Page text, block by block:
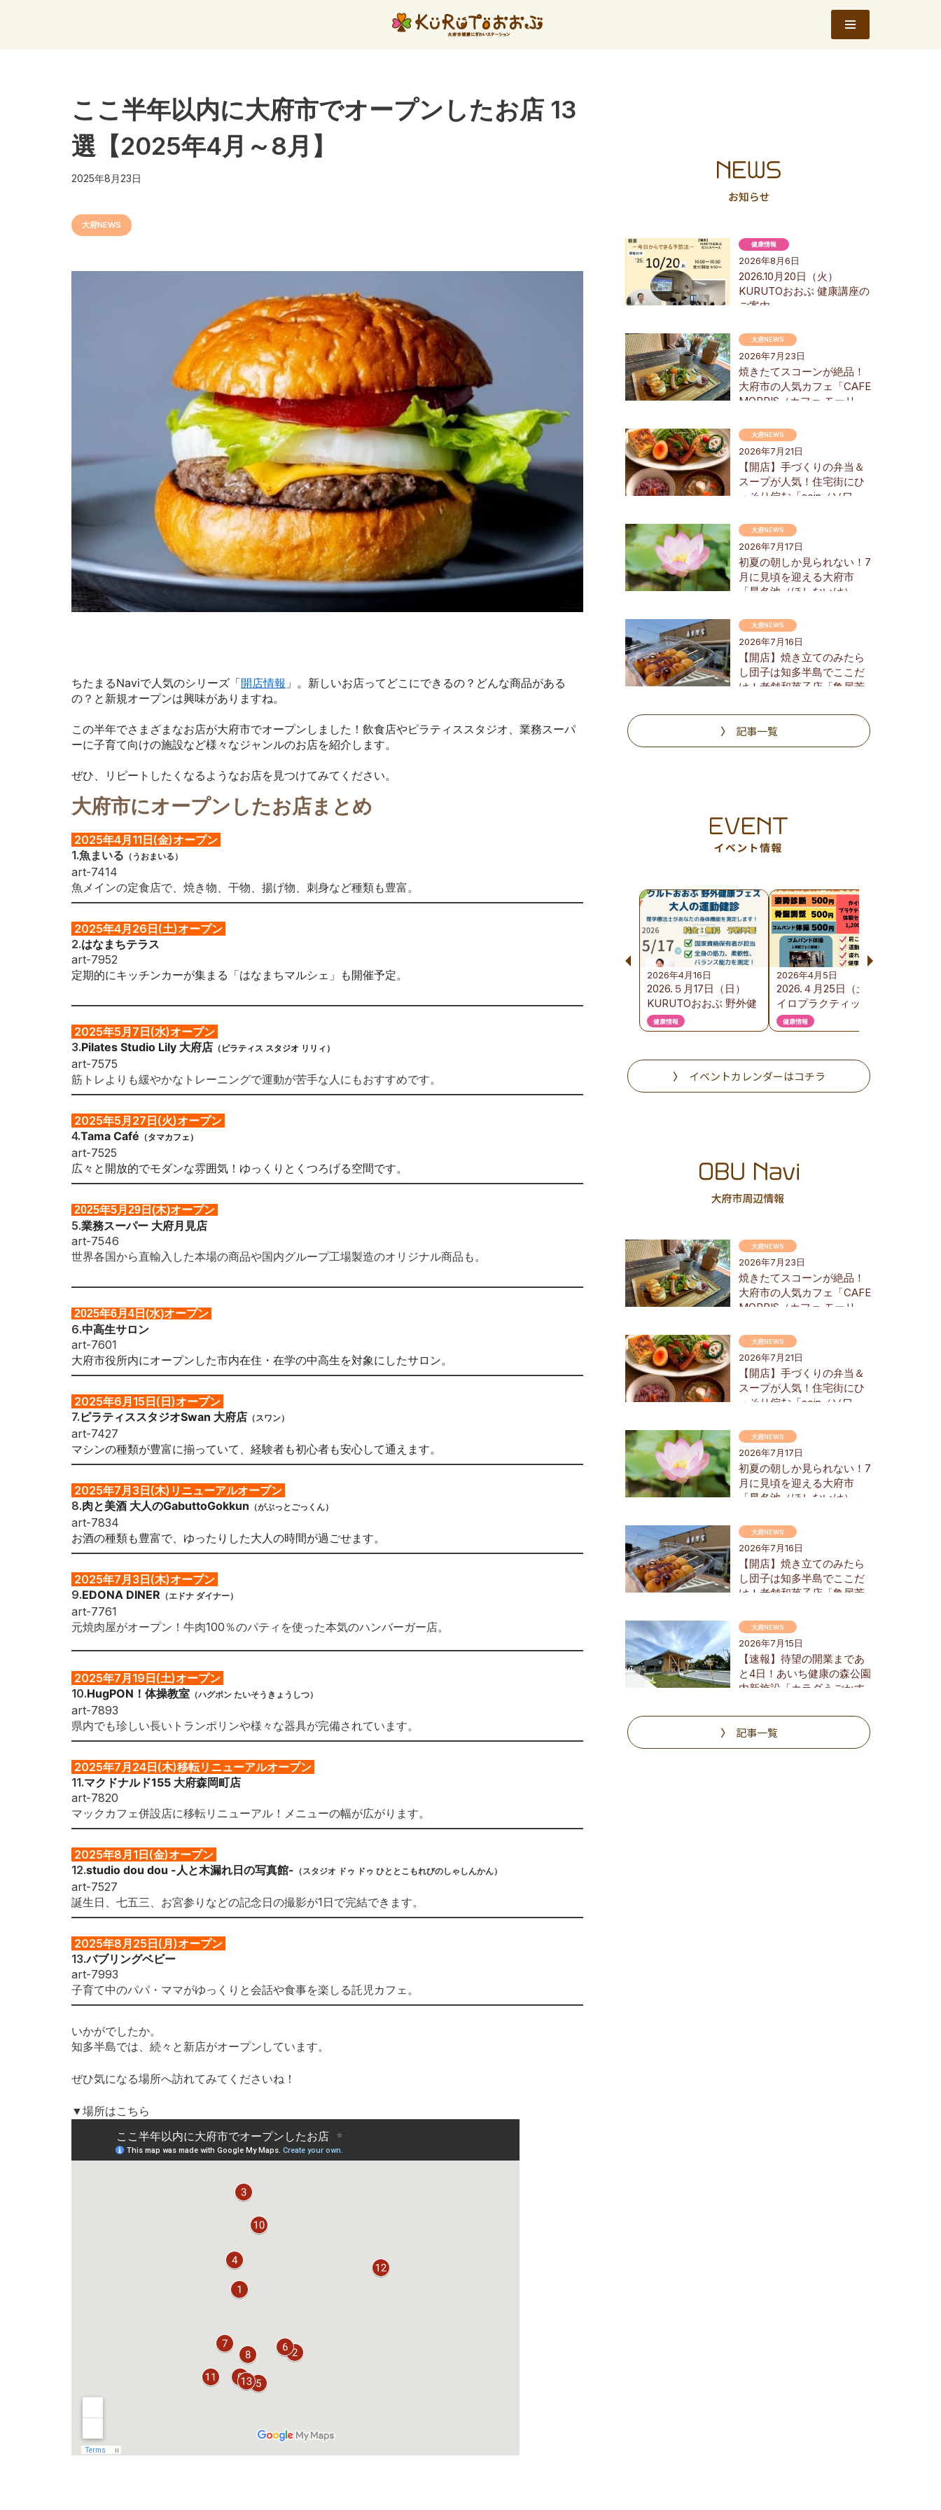
ここ半年以内に大府市でオープンしたお店 13
選【2025年4月～8月】
2025年8月23日
大府NEWS
ちたまるNaviで人気のシリーズ「開店情報 」。新しいお店ってどこにできるの？どんな商品がある
の？と新規オープンは興味がありますね。
この半年でさまざまなお店が大府市でオープンしました！飲食店やピラティススタジオ、業務スーパ
ーに子育て向けの施設など様々なジャンルのお店を紹介します。
ぜひ、リピートしたくなるようなお店を見つけてみてください。
大府市にオープンしたお店まとめ
2025年4月11日(金)オープン
1.魚まいる （うおまいる）
art-7414
魚メインの定食店で、焼き物、干物、揚げ物、刺身など種類も豊富。
2025年4月26日(土)オープン
2.はなまちテラス
art-7952
定期的にキッチンカーが集まる「はなまちマルシェ」も開催予定。
2025年5月7日(水)オープン
3.Pilates Studio Lily 大府店 （ピラティス スタジオ リリィ）
art-7575
筋トレよりも緩やかなトレーニングで運動が苦手な人にもおすすめです。
2025年5月27日(火)オープン
4.Tama Café （タマカフェ）
art-7525
広々と開放的でモダンな雰囲気！ゆっくりとくつろげる空間です。
2025年5月29日(木)オープン
5.業務スーパー 大府月見店
art-7546
世界各国から直輸入した本場の商品や国内グループ工場製造のオリジナル商品も。
2025年6月4日(水)オープン
6.中高生サロン
art-7601
大府市役所内にオープンした市内在住・在学の中高生を対象にしたサロン。
2025年6月15日(日)オープン
7. ピラティススタジオSwan 大府店 （スワン）
art-7427
マシンの種類が豊富に揃っていて、経験者も初心者も安心して通えます。
2025年7月3日(木)リニューアルオープン
8.肉と美酒 大人のGabuttoGokkun （がぶっとごっくん）
art-7834
お酒の種類も豊富で、ゆったりした大人の時間が過ごせます。
2025年7月3日(木)オープン
9.EDONA DINER （エドナ ダイナー）
art-7761
元焼肉屋がオープン！牛肉100％のパティを使った本気のハンバーガー店。
2025年7月19日(土)オープン
10.HugPON！体操教室 （ハグポン たいそうきょうしつ）
art-7893
県内でも珍しい長いトランポリンや様々な器具が完備されています。
2025年7月24日(木)移転リニューアルオープン
11.マクドナルド155 大府森岡町店
art-7820
マックカフェ併設店に移転リニューアル！メニューの幅が広がります。
2025年8月1日(金)オープン
12.studio dou dou -人と木漏れ日の写真館- （スタジオ ドゥ ドゥ ひととこもれびのしゃしんかん）
art-7527
誕生日、七五三、お宮参りなどの記念日の撮影が1日で完結できます。
2025年8月25日(月)オープン
13.バブリングベビー
art-7993
子育て中のパパ・ママがゆっくりと会話や食事を楽しる託児カフェ。
いかがでしたか。
知多半島では、続々と新店がオープンしています。
ぜひ気になる場所へ訪れてみてくださいね！
▼場所はこちら
2026年8月6日
2026.10月20日（火）
KURUTOおおぶ 健康講座の
ご案内
健康情報
2026年7月23日
焼きたてスコーンが絶品！
大府市の人気カフェ「CAFE
MORRIS（カフェ モーリ
してきた
大府NEWS
2026年7月21日
【開店】手づくりの弁当＆
スープが人気！住宅街にひ
っそり佇む「soin（ソワ
ープン
大府NEWS
2026年7月17日
初夏の朝しか見られない！7
月に見頃を迎える大府市
「星名池（ほしないけ）」
た
大府NEWS
2026年7月16日
【開店】焼き立てのみたら
し団子は知多半島でここだ
け！老舗和菓子店「亀屋芳
ューアル
大府NEWS
記事一覧
2026年4月16日
2026.５月17日（日）
KURUTOおおぶ 野外健
康フェスのご案内
健康情報
2026年4月5日
2026.４月25日（土）カ
イロプラクティック体
験会の ご案内
健康情報
イベントカレンダーはコチラ
2026年7月23日
焼きたてスコーンが絶品！
大府市の人気カフェ「CAFE
MORRIS（カフェ モーリ
してきた
大府NEWS
2026年7月21日
【開店】手づくりの弁当＆
スープが人気！住宅街にひ
っそり佇む「soin（ソワ
ープン
大府NEWS
2026年7月17日
初夏の朝しか見られない！7
月に見頃を迎える大府市
「星名池（ほしないけ）」
た
大府NEWS
2026年7月16日
【開店】焼き立てのみたら
し団子は知多半島でここだ
け！老舗和菓子店「亀屋芳
ューアル
大府NEWS
2026年7月15日
【速報】待望の開業まであ
と4日！あいち健康の森公園
内新施設「カラダうごかす
査
大府NEWS
記事一覧